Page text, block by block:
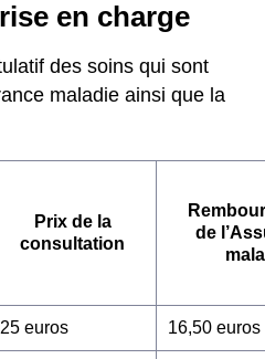
en charge
des soins qui sont
maladie ainsi que la
Prix de la
consultation
de
25 euros 16,50 euros